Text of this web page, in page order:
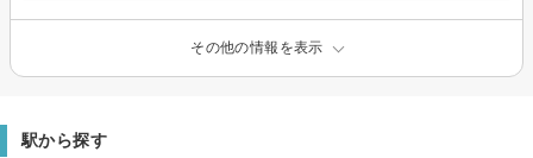
その他の情報を表示
駅から探す